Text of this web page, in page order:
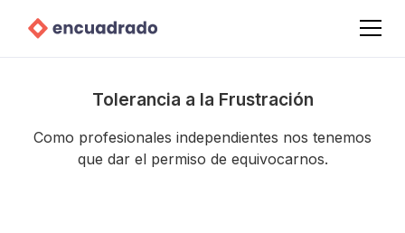
Tolerancia a la Frustración
Como profesionales independientes nos tenemos
que dar el permiso de equivocarnos.